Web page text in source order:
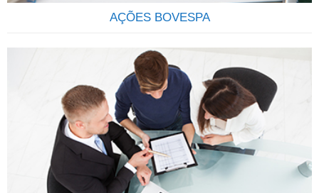
QUE TAL SER SÓCIO DAS MAIS IMPORTANTES
EMPRESAS DO BRASIL? Através do investimento em ações
você se torna sócio de uma grande empresa, passando a
deter uma parcela do Capital Social, participando dos lucros
e da valorização da empresa.AÇÃO: É um pedaço do capital
AÇÕES BOVESPA